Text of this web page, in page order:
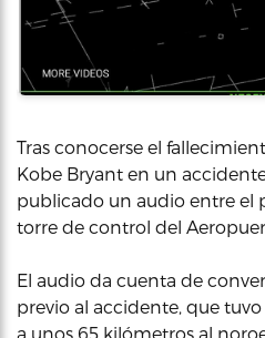
Tras conocerse el
Kobe Bryant en un
publicado un audio entre el
torre de control del
El audio da cuenta de
previo al accidente, que tuvo
a unos 65 kilómetros al